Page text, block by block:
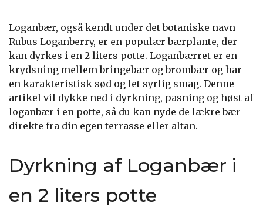
Loganbær, også kendt under det botaniske navn
Rubus Loganberry, er en populær bærplante, der
kan dyrkes i en 2 liters potte. Loganbærret er en
krydsning mellem bringebær og brombær og har
en karakteristisk sød og let syrlig smag. Denne
artikel vil dykke ned i dyrkning, pasning og høst af
loganbær i en potte, så du kan nyde de lækre bær
direkte fra din egen terrasse eller altan.
Dyrkning af Loganbær i
en 2 liters potte